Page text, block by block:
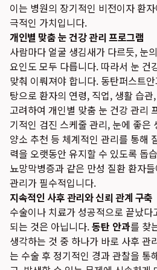
이는 병원의 장기적인 비전이자 환
극적인 가치입니다.
개인별 맞춤 눈 건강 관리 프로그램
사람마다 얼굴 생김새가 다르듯, 눈
요인도 모두 다릅니다. 따라서 눈 건
맞춰 이뤄져야 합니다. 동탄퍼스트
탕으로 환자의 연령, 직업, 생활 습
고려하여 개인별 맞춤 눈 건강 관리
기적인 검진 스케줄 관리, 눈에 좋은
양소 추천 등 체계적인 관리를 통해
력을 오랫동안 유지할 수 있도록 돕
뇨망막병증과 같은 만성 질환 환자
관리가 필수적입니다.
지속적인 사후 관리와 신뢰 관계 구축
수술이나 치료가 성공적으로 끝났
되는 것은 아닙니다.동탄 안과를 찾
생각하는 것 중 하나가 바로 사후 관
는 수술 후 정기적인 경과 관찰을 통